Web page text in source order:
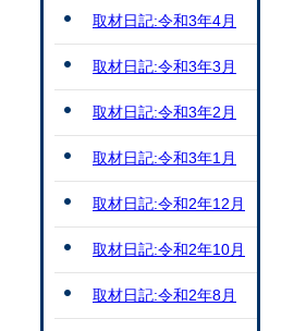
取材日記:令和3年4月
取材日記:令和3年3月
取材日記:令和3年2月
取材日記:令和3年1月
取材日記:令和2年12月
取材日記:令和2年10月
取材日記:令和2年8月